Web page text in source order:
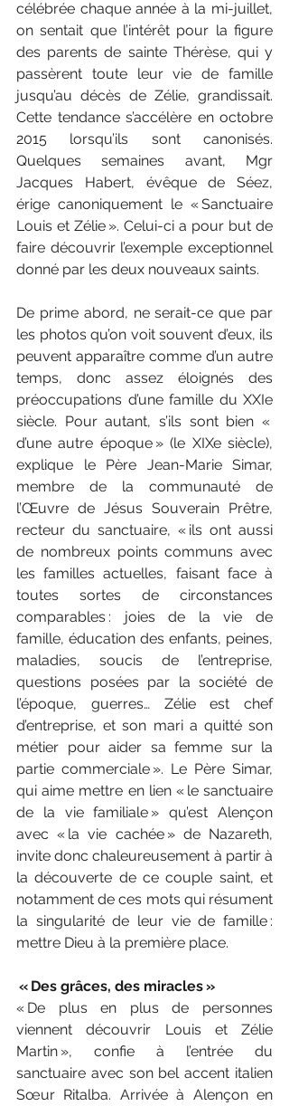
célébrée chaque année à la mi-juillet,
on sentait que l’intérêt pour la figure
des parents de sainte Thérèse, qui y
passèrent toute leur vie de famille
jusqu’au décès de Zélie, grandissait.
Cette tendance s’accélère en octobre
2015 lorsqu’ils sont canonisés.
Quelques semaines avant, Mgr
Jacques Habert, évêque de Séez,
érige canoniquement le « Sanctuaire
Louis et Zélie ». Celui-ci a pour but de
faire découvrir l’exemple exceptionnel
donné par les deux nouveaux saints.
De prime abord, ne serait-ce que par
les photos qu’on voit souvent d’eux, ils
peuvent apparaître comme d’un autre
temps, donc assez éloignés des
préoccupations d’une famille du XXIe
siècle. Pour autant, s’ils sont bien «
d’une autre époque » (le XIXe siècle),
explique le Père Jean-Marie Simar,
membre de la communauté de
l’Œuvre de Jésus Souverain Prêtre,
recteur du sanctuaire, « ils ont aussi
de nombreux points communs avec
les familles actuelles, faisant face à
toutes sortes de circonstances
comparables : joies de la vie de
famille, éducation des enfants, peines,
maladies, soucis de l’entreprise,
questions posées par la société de
l’époque, guerres… Zélie est chef
d’entreprise, et son mari a quitté son
métier pour aider sa femme sur la
partie commerciale ». Le Père Simar,
qui aime mettre en lien « le sanctuaire
de la vie familiale » qu’est Alençon
avec « la vie cachée » de Nazareth,
invite donc chaleureusement à partir à
la découverte de ce couple saint, et
notamment de ces mots qui résument
la singularité de leur vie de famille :
mettre Dieu à la première place.
« Des grâces, des miracles »
« De plus en plus de personnes
viennent découvrir Louis et Zélie
Martin », confie à l’entrée du
sanctuaire avec son bel accent italien
Sœur Ritalba. Arrivée à Alençon en